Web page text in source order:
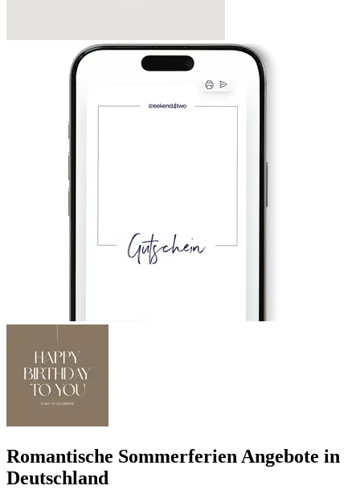
Romantische Sommerferien Angebote in
Deutschland